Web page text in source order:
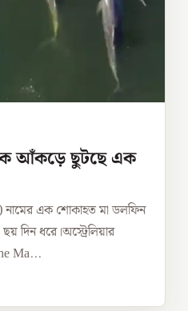
আঁকড়ে ছুটছে এক
নামের এক শোকাহত মা ডলফিন
দিন ধরে।অস্ট্রেলিয়ার
Ma...